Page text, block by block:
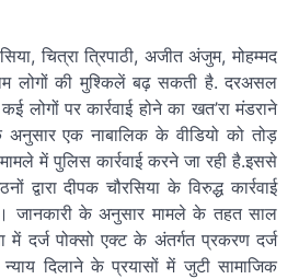
चित्रा त्रिपाठी, अजीत अंजुम, मोहम्मद
लोगों की मुश्किलें बढ़ सकती है. दरअसल
लोगों पर कार्रवाई होने का खत’रा मंडराने
अनुसार एक नाबालिक के वीडियो को तोड़
में पुलिस कार्रवाई करने जा रही है.इससे
द्वारा दीपक चौरसिया के विरुद्ध कार्रवाई
जानकारी के अनुसार मामले के तहत साल
में दर्ज पोक्सो एक्ट के अंतर्गत प्रकरण दर्ज
न्याय दिलाने के प्रयासों में जुटी सामाजिक